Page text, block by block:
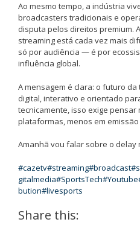
Ao mesmo tempo, a indústria
broadcasters tradicionais e
disputa pelos direitos premium.
streaming está cada vez mais
só por audiência — é por
influência global.
A mensagem é clara: o futuro
digital, interativo e orientado
tecnicamente, isso exige pensar
plataformas, menos em
Amanhã vou falar sobre o
#cazetv#streaming#broadcast
gitalmedia#SportsTech#Youtube
bution#livesports
Share this: